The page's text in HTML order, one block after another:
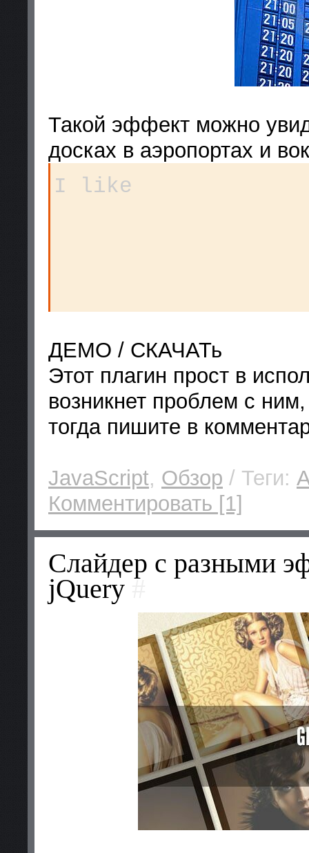
Такой эффект можно
досках в аэропортах и
I like
ДЕМО / СКАЧАТь
Этот плагин прост в
возникнет проблем с
тогда пишите в
JavaScript, Обзор / Теги:
Комментировать [1]
Слайдер с разными
jQuery #